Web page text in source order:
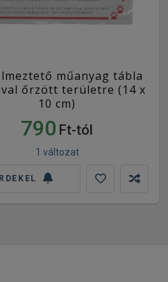
műanyag tábla
őrzött területre (14 x
10 cm)
790 Ft-tól
1 változat